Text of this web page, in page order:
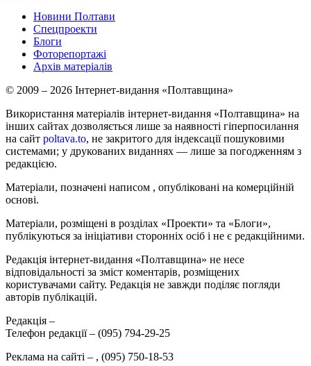
Новини Полтави
Спецпроекти
Блоги
Фоторепортажі
Архів матеріалів
© 2009 – 2026 Інтернет-видання «Полтавщина»
Використання матеріалів інтернет-видання «Полтавщина» на
інших сайтах дозволяється лише за наявності гіперпосилання
на сайт poltava.to, не закритого для індексації пошуковими
системами; у друкованих виданнях — лише за погодженням з
редакцією.
Матеріали, позначені написом , опубліковані на комерційній
основі.
Матеріали, розміщені в розділах «Проекти» та «Блоги»,
публікуються за ініціативи сторонніх осіб і не є редакційними.
Редакція інтернет-видання «Полтавщина» не несе
відповідальності за зміст коментарів, розміщених
користувачами сайту. Редакція не завжди поділяє погляди
авторів публікацій.
Редакція –
Телефон редакції – (095) 794-29-25
Реклама на сайті – , (095) 750-18-53